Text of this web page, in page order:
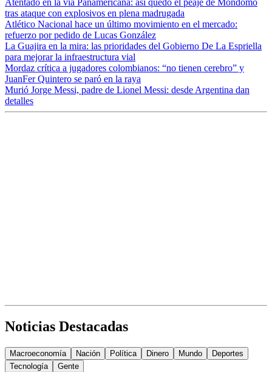
Atentado en la vía Panamericana: así quedó el peaje de Mondomo
tras ataque con explosivos en plena madrugada
Atlético Nacional hace un último movimiento en el mercado:
refuerzo por pedido de Lucas González
La Guajira en la mira: las prioridades del Gobierno De La Espriella
para mejorar la infraestructura vial
Mordaz crítica a jugadores colombianos: “no tienen cerebro” y
JuanFer Quintero se paró en la raya
Murió Jorge Messi, padre de Lionel Messi: desde Argentina dan
detalles
Noticias Destacadas
Macroeconomía Nación Política Dinero Mundo
Deportes
Tecnología
Gente